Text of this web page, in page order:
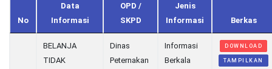
No
Data
Informasi
OPD /
SKPD
Jenis
Informasi
Berkas
BELANJA
TIDAK
Dinas
Peternakan
Informasi
Berkala
DOWNLOAD
TAMPILKAN